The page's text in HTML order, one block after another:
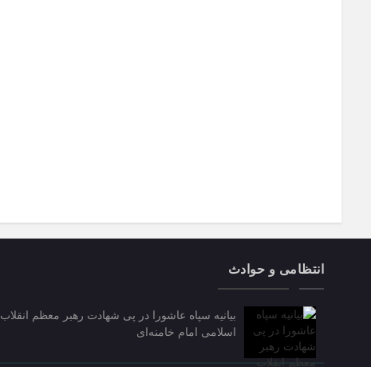
انتظامی و حوادث
بیانیه سپاه عاشورا در پی شهادت رهبر معظم انقلاب
اسلامی امام خامنه‌ای